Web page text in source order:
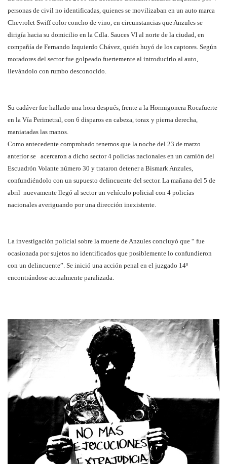
personas de civil no identificadas, quienes se movilizaban en un auto marca
Chevrolet Swiff color concho de vino, en circunstancias que Anzules se
dirigía hacia su domicilio en la Cdla. Sauces VI al norte de la ciudad, en
compañía de Fernando Izquierdo Chávez, quién huyó de los captores. Según
moradores del sector fue golpeado fuertemente al introducirlo al auto,
llevándolo con rumbo desconocido.
Su cadáver fue hallado una hora después, frente a la Hormigonera Rocafuerte
en la Vía Perimetral, con 6 disparos en cabeza, torax y pierna derecha,
maniatadas las manos.
Como antecedente comprobado tenemos que la noche del 23 de marzo
anterior se acercaron a dicho sector 4 policías nacionales en un camión del
Escuadrón Volante número 30 y trataron detener a Bismark Anzules,
confundiéndolo con un supuesto delincuente del sector. La mañana del 5 de
abril nuevamente llegó al sector un vehículo policial con 4 policías
nacionales averiguando por una dirección inexistente.
La investigación policial sobre la muerte de Anzules concluyó que “ fue
ocasionada por sujetos no identificados que posiblemente lo confundieron
con un delincuente”. Se inició una acción penal en el juzgado 14º
encontrándose actualmente paralizada.